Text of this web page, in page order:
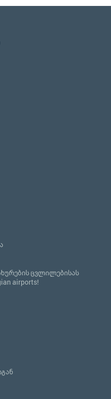
ცვლილებისას
airports!